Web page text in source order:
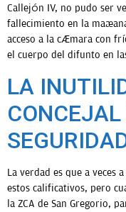
Callejón IV, no pudo ser
fallecimiento en la
acceso a la cámara con
el cuerpo del difunto en
LA
La verdad es que a veces
estos calificativos, pero
la ZCA de San Gregorio,